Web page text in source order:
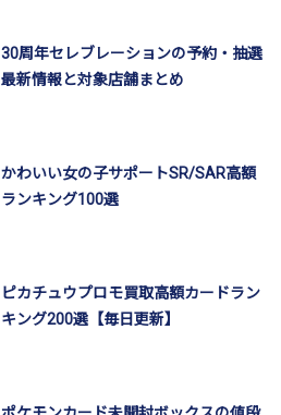
30周年セレブレーションの予約・抽選
最新情報と対象店舗まとめ
かわいい女の子サポートSR/SAR高額
ランキング100選
ピカチュウプロモ買取高額カードラン
キング200選【毎日更新】